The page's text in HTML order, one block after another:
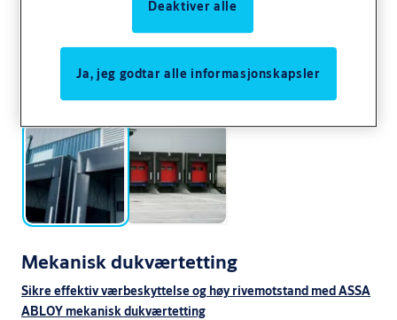
Mekanisk dukværtetting
Sikre effektiv værbeskyttelse og høy rivemotstand med ASSA
ABLOY mekanisk dukværtetting
Deaktiver alle
Ja, jeg godtar alle informasjonskapsler